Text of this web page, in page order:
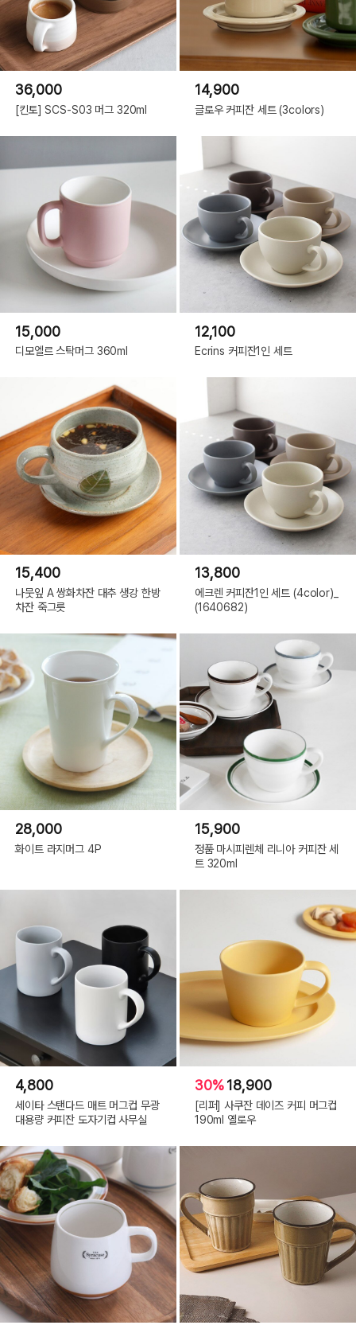
36,000
[킨토] SCS-S03 머그 320ml
14,900
글로우 커피잔 세트 (3colors)
15,000
디모엘르 스탁머그 360ml
12,100
Ecrins 커피잔1인 세트
15,400
나뭇잎 A 쌍화차잔 대추 생강 한방
차잔 죽그릇
13,800
에크렌 커피잔1인 세트 (4color)_
(1640682)
28,000
화이트 라지머그 4P
15,900
정품 마시피렌체 리니아 커피잔 세
트 320ml
4,800
세이타 스탠다드 매트 머그컵 무광
대용량 커피잔 도자기컵 사무실
30%18,900
[리퍼] 사쿠잔 데이즈 커피 머그컵
190ml 옐로우